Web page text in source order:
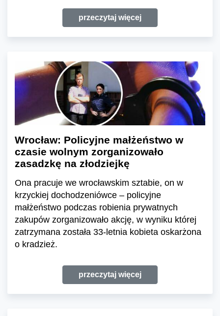
przeczytaj więcej
Wrocław: Policyjne małżeństwo w
czasie wolnym zorganizowało
zasadzkę na złodziejkę
Ona pracuje we wrocławskim sztabie, on w
krzyckiej dochodzeniówce – policyjne
małżeństwo podczas robienia prywatnych
zakupów zorganizowało akcję, w wyniku której
zatrzymana została 33-letnia kobieta oskarżona
o kradzież.
przeczytaj więcej